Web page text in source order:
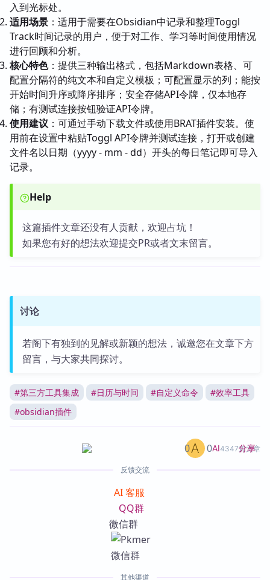
入到光标处。
适用场景 ：适用于需要在Obsidian中记录和整理Toggl
Track时间记录的用户，便于对工作、学习等时间使用情况
进行回顾和分析。
核心特色：提供三种输出格式，包括Markdown表格、可
配置分隔符的纯文本和自定义模板；可配置显示的列；能按
开始时间升序或降序排序；安全存储API令牌，仅本地存
储；有测试连接按钮验证API令牌。
使用建议 ：可通过手动下载文件或使用BRAT插件安装。使
用前在设置中粘贴Toggl API令牌并测试连接，打开或创建
文件名以日期（yyyy - mm - dd）开头的每日笔记即可导入
记录。
Help
这篇插件文章还没有人贡献，欢迎占坑！
如果您有好的想法欢迎提交PR或者文末留言。
讨论
若阁下有独到的见解或新颖的想法，诚邀您在文章下方
留言，与大家共同探讨。
#第三方工具集成 #日历与时间 #自定义命令 #效率工具
#obsidian插件
AI4347篇文章
0 0 分享
反馈交流
AI 客服
QQ群
微信群
其他渠道